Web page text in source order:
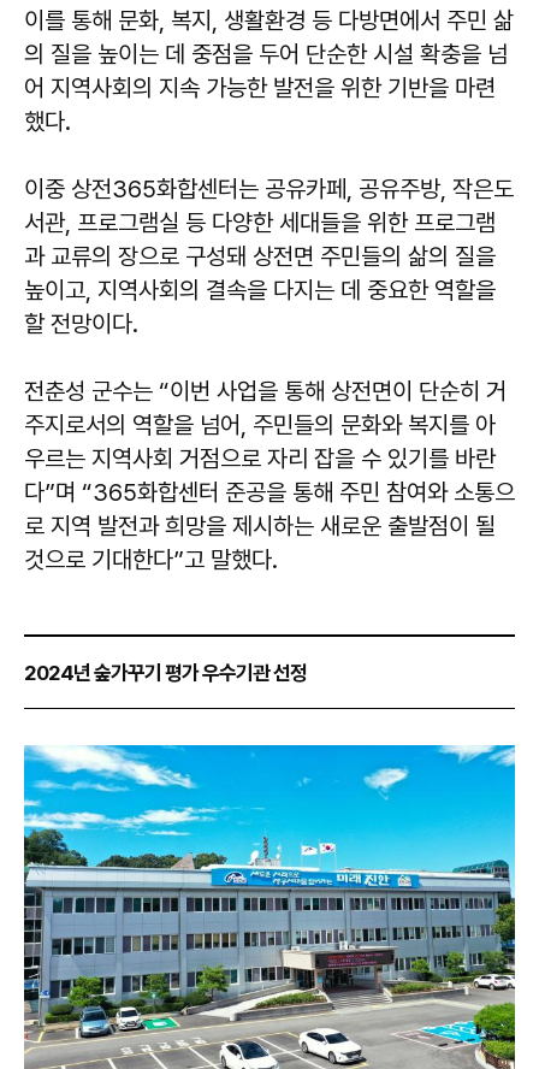
이를 통해 문화, 복지, 생활환경 등 다방면에서 주민 삶
의 질을 높이는 데 중점을 두어 단순한 시설 확충을 넘
어 지역사회의 지속 가능한 발전을 위한 기반을 마련
했다.
이중 상전365화합센터는 공유카페, 공유주방, 작은도
서관, 프로그램실 등 다양한 세대들을 위한 프로그램
과 교류의 장으로 구성돼 상전면 주민들의 삶의 질을
높이고, 지역사회의 결속을 다지는 데 중요한 역할을
할 전망이다.
전춘성 군수는 “이번 사업을 통해 상전면이 단순히 거
주지로서의 역할을 넘어, 주민들의 문화와 복지를 아
우르는 지역사회 거점으로 자리 잡을 수 있기를 바란
다”며 “365화합센터 준공을 통해 주민 참여와 소통으
로 지역 발전과 희망을 제시하는 새로운 출발점이 될
것으로 기대한다”고 말했다.
2024년 숲가꾸기 평가 우수기관 선정